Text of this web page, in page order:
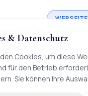
Düsseldorf, Leipzig,
& Datenschutz
Cookies, um diese
für den Betrieb
Sie können Ihre